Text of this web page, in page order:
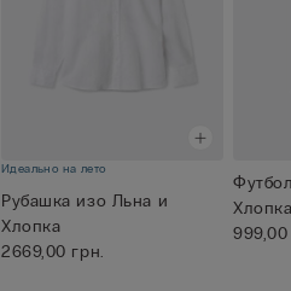
Идеально на лето
Рубашка изо Льна и
Хлопка
2669,00 грн.
999,00